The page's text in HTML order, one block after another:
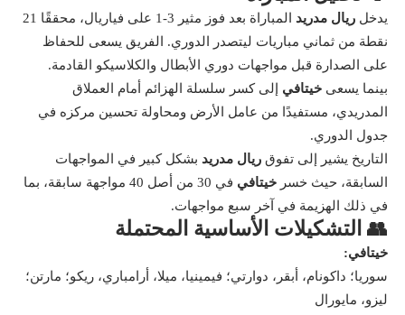
يدخل ريال مدريد
المباراة بعد فوز مثير 3-1 على فياريال، محققًا 21
نقطة من ثماني مباريات ليتصدر الدوري. الفريق يسعى للحفاظ
على الصدارة قبل مواجهات دوري الأبطال والكلاسيكو القادمة.
بينما يسعى خيتافي إلى كسر سلسلة الهزائم أمام العملاق
المدريدي، مستفيدًا من عامل الأرض ومحاولة تحسين مركزه في
جدول الدوري.
التاريخ يشير إلى تفوق ريال مدريد بشكل كبير في المواجهات
السابقة، حيث خسر خيتافي
في 30 من أصل 40 مواجهة سابقة، بما
في ذلك الهزيمة في آخر سبع مواجهات.
👥 التشكيلات الأساسية المحتملة
خيتافي:
سوريا؛ داكونام، أبقر، دوارتي؛ فيمينيا، ميلا، أرامباري، ريكو؛ مارتن؛
ليزو، مايورال